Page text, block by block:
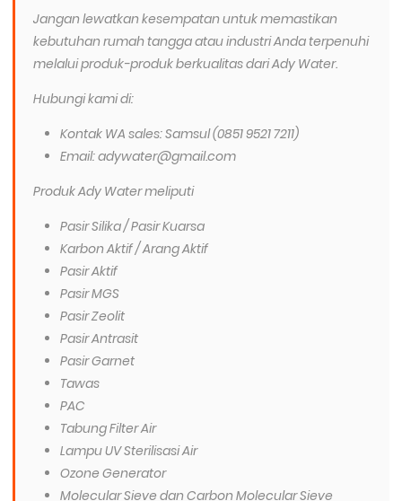
Jangan lewatkan kesempatan untuk memastikan
kebutuhan rumah tangga atau industri Anda terpenuhi
melalui produk-produk berkualitas dari Ady Water.
Hubungi kami di:
Kontak WA sales: Samsul (0851 9521 7211)
Email: adywater@gmail.com
Produk Ady Water meliputi
Pasir Silika / Pasir Kuarsa
Karbon Aktif / Arang Aktif
Pasir Aktif
Pasir MGS
Pasir Zeolit
Pasir Antrasit
Pasir Garnet
Tawas
PAC
Tabung Filter Air
Lampu UV Sterilisasi Air
Ozone Generator
Molecular Sieve dan Carbon Molecular Sieve